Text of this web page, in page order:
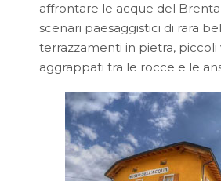
affrontare le acque del
scenari paesaggistici di rara
terrazzamenti in pietra, piccoli
aggrappati tra le rocce e le